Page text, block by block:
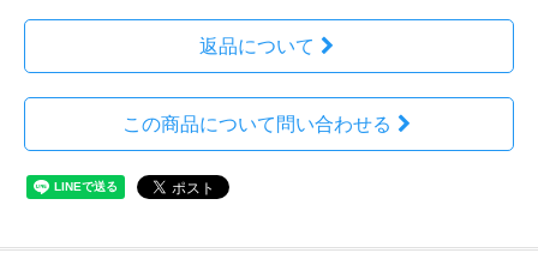
返品について
この商品について問い合わせる